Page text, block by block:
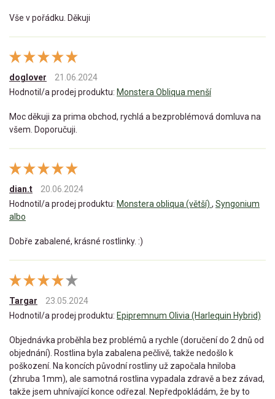
Vše v pořádku. Děkuji
doglover
21.06.2024
Hodnotil/a prodej produktu: Monstera Obliqua menší
Moc děkuji za prima obchod, rychlá a bezproblémová domluva na
všem. Doporučuji.
dian.t
20.06.2024
Hodnotil/a prodej produktu: Monstera obliqua (větší) , Syngonium
albo
Dobře zabalené, krásné rostlinky. :)
Targar
23.05.2024
Hodnotil/a prodej produktu: Epipremnum Olivia (Harlequin Hybrid)
Objednávka proběhla bez problémů a rychle (doručení do 2 dnů od
objednání). Rostlina byla zabalena pečlivě, takže nedošlo k
poškození. Na koncích původní rostliny už započala hniloba
(zhruba 1mm), ale samotná rostlina vypadala zdravě a bez závad,
takže jsem uhnívající konce odřezal. Nepředpokládám, že by to